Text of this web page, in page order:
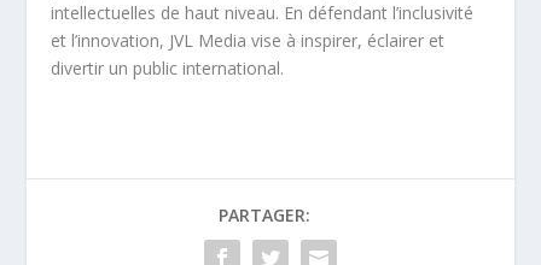
intellectuelles de haut niveau. En défendant l’inclusivité
et l’innovation, JVL Media vise à inspirer, éclairer et
divertir un public international.
PARTAGER: